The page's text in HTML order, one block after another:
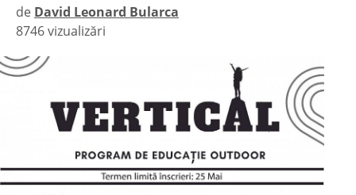
de David Leonard Bularca
|
8746 vizualizări